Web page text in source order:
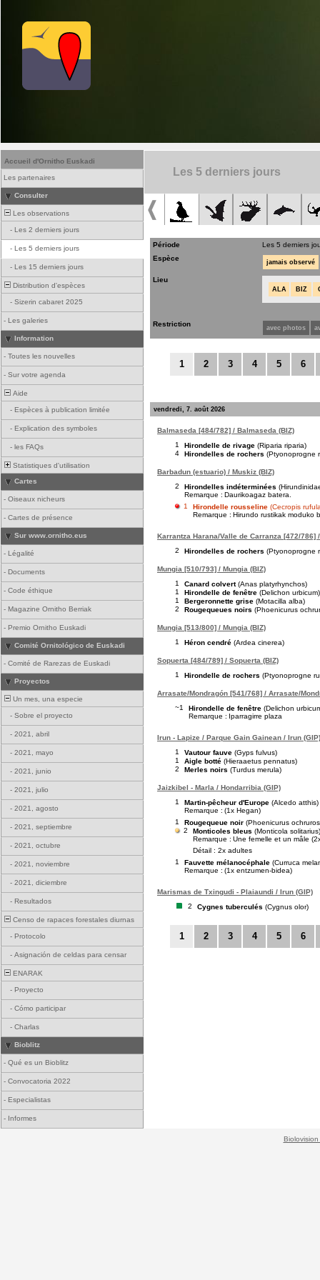
Accueil d'Ornitho Euskadi
Les partenaires
Consulter
Les observations
- Les 2 derniers jours
- Les 5 derniers jours
- Les 15 derniers jours
Distribution d'espèces
- Sizerin cabaret 2025
- Les galeries
Information
- Toutes les nouvelles
- Sur votre agenda
Aide
- Espèces à publication limitée
- Explication des symboles
- les FAQs
Statistiques d'utilisation
Cartes
- Oiseaux nicheurs
- Cartes de présence
Sur www.ornitho.eus
- Légalité
- Documents
- Code éthique
- Magazine Ornitho Berriak
- Premio Ornitho Euskadi
Comité Ornitológico de Euskadi
- Comité de Rarezas de Euskadi
Proyectos
Un mes, una especie
- Sobre el proyecto
- 2021, abril
- 2021, mayo
- 2021, junio
- 2021, julio
- 2021, agosto
- 2021, septiembre
- 2021, octubre
- 2021, noviembre
- 2021, diciembre
- Resultados
Censo de rapaces forestales diurnas
- Protocolo
- Asignación de celdas para censar
ENARAK
- Proyecto
- Cómo participar
- Charlas
Bioblitz
- Qué es un Bioblitz
- Convocatoria 2022
- Especialistas
- Informes
Les 5 derniers jours
Période
Les 5 derniers
Espèce
jamais observé
Lieu
ALA BIZ
Restriction avec photos
1 2 3 4 5 6
vendredi, 7. août 2026
Balmaseda [484/782] / Balmaseda (BIZ)
1
Hirondelle de rivage (Riparia riparia)
4
Hirondelles de rochers (Ptyonoprogne
Barbadun (estuario) / Muskiz (BIZ)
2
Hirondelles indéterminées
Remarque : Daurikoagaz batera.
1
Hirondelle rousseline (Cecropis
Remarque : Hirundo rustikak moduko
Karrantza Harana/Valle de Carranza [472/786]
2
Hirondelles de rochers (Ptyonoprogne
Mungia [510/793] / Mungia (BIZ)
1
Canard colvert (Anas platyrhynchos)
1
Hirondelle de fenêtre (Delichon urbicum)
1
Bergeronnette grise (Motacilla alba)
2
Rougequeues noirs (Phoenicurus
Mungia [513/800] / Mungia (BIZ)
1
Héron cendré (Ardea cinerea)
Sopuerta [484/789] / Sopuerta (BIZ)
1
Hirondelle de rochers (Ptyonoprogne
Arrasate/Mondragón [541/768] / Arrasate/
~1
Hirondelle de fenêtre (Delichon
Remarque : Iparragirre plaza
Irun - Lapize / Parque Gain Gainean / Irun (GIP)
1
Vautour fauve (Gyps fulvus)
1
Aigle botté (Hieraaetus pennatus)
2
Merles noirs (Turdus merula)
Jaizkibel - Marla / Hondarribia (GIP)
1
Martin-pêcheur d'Europe (Alcedo atthis)
Remarque : (1x Hegan)
1
Rougequeue noir (Phoenicurus
2
Monticoles bleus (Monticola solitarius)
Remarque : Une femelle et un mâle
Détail : 2x adultes
1
Fauvette mélanocéphale (Curruca
Remarque : (1x entzumen-bidea)
Marismas de Txingudi - Plaiaundi / Irun (GIP)
2
Cygnes tuberculés (Cygnus olor)
1 2 3 4 5 6
Biolovision